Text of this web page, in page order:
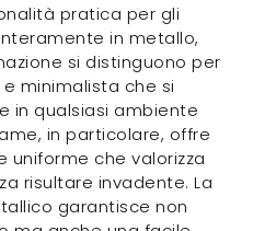
pratica per gli
in metallo,
si distinguono per
minimalista che si
in qualsiasi ambiente
in particolare, offre
uniforme che valorizza
risultare invadente. La
garantisce non